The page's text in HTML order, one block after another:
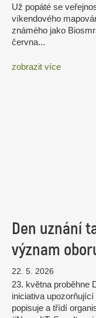
Už popáté se
víkendového
známého jako
června...
zobrazit více
Den uznání
význam
22. 5. 2026
23. května proběhne
iniciativa
popisuje a třídí